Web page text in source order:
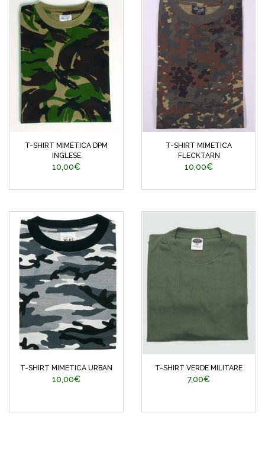
T-SHIRT MIMETICA DPM
INGLESE
10,00€
T-SHIRT MIMETICA
FLECKTARN
10,00€
T-SHIRT MIMETICA URBAN
10,00€
T-SHIRT VERDE MILITARE
7,00€